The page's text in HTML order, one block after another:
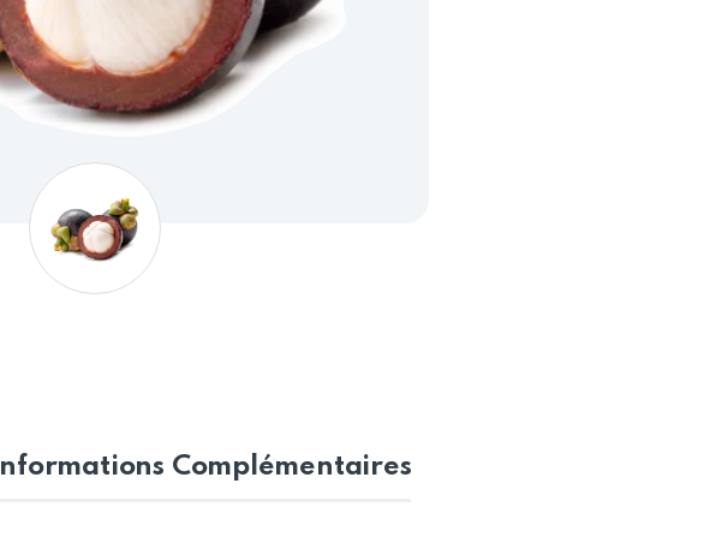
Informations Complémentaires